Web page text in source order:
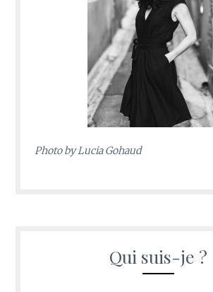
Photo byLucia Gohaud
Qui suis-je ?